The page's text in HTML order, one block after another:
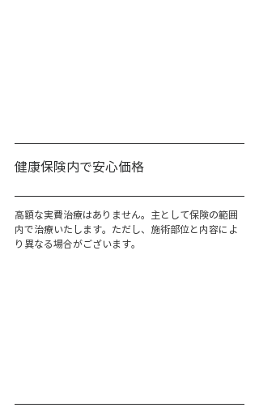
健康保険内で安心価格
高額な実費治療はありません。主として保険の範囲
内で治療いたします。ただし、施術部位と内容によ
り異なる場合がございます。